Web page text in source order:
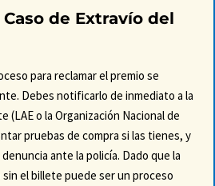
de Extravío del
para reclamar el premio se
Debes notificarlo de inmediato a la
o la Organización Nacional de
pruebas de compra si las tienes, y
ante la policía. Dado que la
el billete puede ser un proceso